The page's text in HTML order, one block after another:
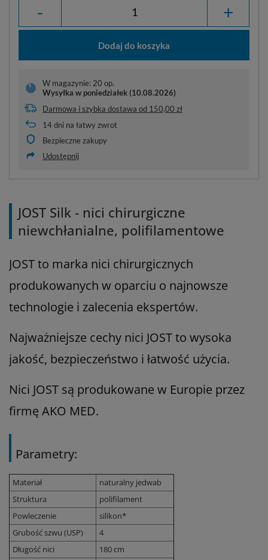
- +
Dodaj do koszyka
W magazynie: 20 op.
Wysyłka w poniedziałek (10.08.2026)
Darmowa i szybka dostawa od 150,00 zł
14dni na łatwy zwrot
Bezpieczne zakupy
Udostępnij
JOST Silk - nici chirurgiczne
niewchłanialne, polifilamentowe
JOST to marka nici chirurgicznych
produkowanych w oparciu o najnowsze
technologie i zalecenia ekspertów.
Najważniejsze cechy nici JOST to wysoka
jakość, bezpieczeństwo i łatwość użycia.
Nici JOST są produkowane w Europie przez
firmę AKO MED.
Parametry:
Materiał
naturalny jedwab
Struktura
polifilament
Powleczenie
silikon*
Grubość szwu (USP)
4
Długość nici
180 cm